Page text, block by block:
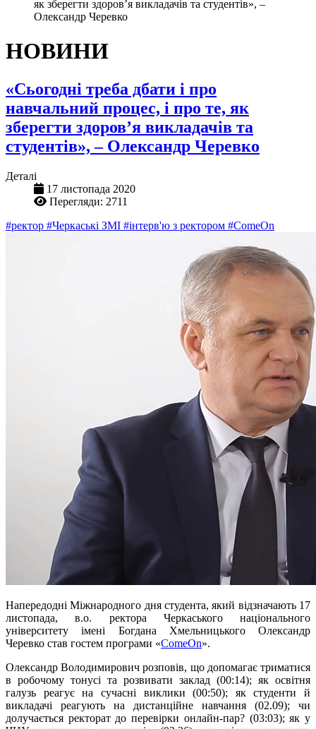
як зберегти здоров’я викладачів та студентів», –
Олександр Черевко
НОВИНИ
«Сьогодні треба дбати і про
навчальний процес, і про те, як
зберегти здоров’я викладачів та
студентів», – Олександр Черевко
Деталі
17 листопада 2020
Перегляди: 2711
#ректор #Черкаські ЗМІ #інтерв'ю з ректором #ComeOn
Напередодні Міжнародного дня студента, який відзначають 17
листопада, в.о. ректора Черкаського національного
університету імені Богдана Хмельницького Олександр
Черевко став гостем програми «ComeOn».
Олександр Володимирович розповів, що допомагає триматися
в робочому тонусі та розвивати заклад (00:14); як освітня
галузь реагує на сучасні виклики (00:50); як студенти й
викладачі реагують на дистанційне навчання (02.09); чи
долучається ректорат до перевірки онлайн-пар? (03:03); як у